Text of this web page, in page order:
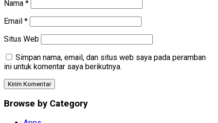
Nama *
Email *
Situs Web
Simpan nama, email, dan situs web saya pada peramban
ini untuk komentar saya berikutnya.
Browse by Category